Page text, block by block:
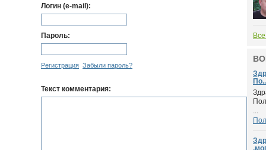
Логин (e-mail):
Пароль:
Регистрация Забыли пароль?
Текст комментария:
...